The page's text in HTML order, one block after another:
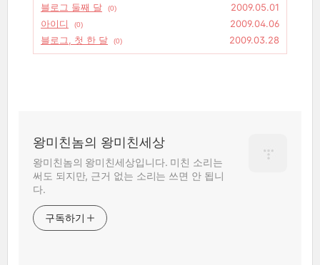
블로그 둘째 달
(0)
2009.05.01
아이디
(0)
2009.04.06
블로그, 첫 한 달
(0) 2009.03.28
왕미친놈의 왕미친세상
왕미친놈의 왕미친세상입니다. 미친 소리는
써도 되지만, 근거 없는 소리는 쓰면 안 됩니
다.
구독하기